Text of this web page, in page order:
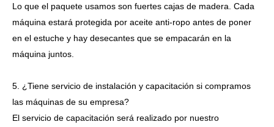
Lo que el paquete usamos son fuertes cajas de madera. Cada
máquina estará protegida por aceite anti-ropo antes de poner
en el estuche y hay desecantes que se empacarán en la
máquina juntos.
5. ¿Tiene servicio de instalación y capacitación si compramos
las máquinas de su empresa?
El servicio de capacitación será realizado por nuestro